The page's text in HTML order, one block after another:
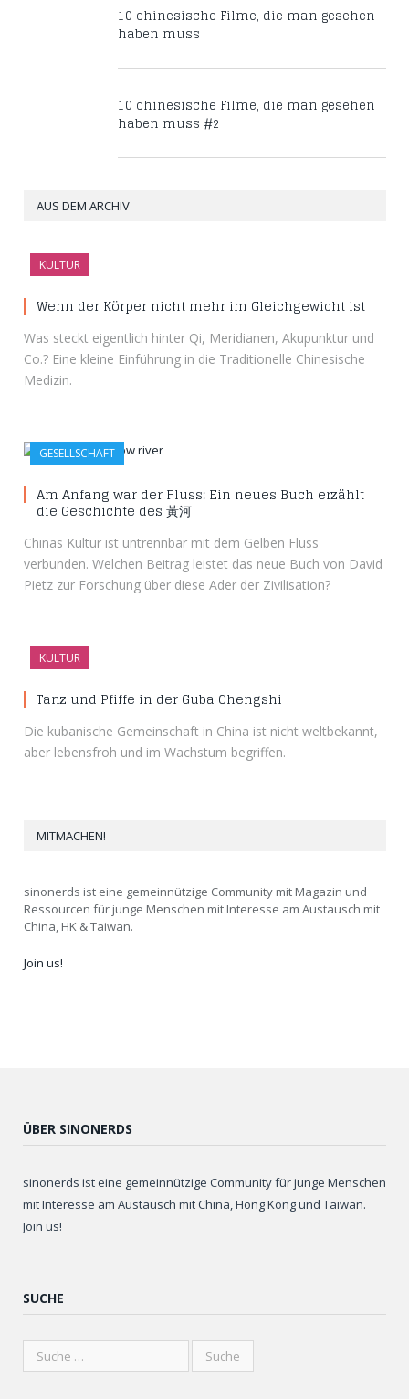
10 chinesische Filme, die man gesehen
haben muss
10 chinesische Filme, die man gesehen
haben muss #2
AUS DEM ARCHIV
KULTUR
Wenn der Körper nicht mehr im Gleichgewicht ist
Was steckt eigentlich hinter Qi, Meridianen, Akupunktur und
Co.? Eine kleine Einführung in die Traditionelle Chinesische
Medizin.
GESELLSCHAFT
Am Anfang war der Fluss: Ein neues Buch erzählt
die Geschichte des 黃河
Chinas Kultur ist untrennbar mit dem Gelben Fluss
verbunden. Welchen Beitrag leistet das neue Buch von David
Pietz zur Forschung über diese Ader der Zivilisation?
KULTUR
Tanz und Pfiffe in der Guba Chengshi
Die kubanische Gemeinschaft in China ist nicht weltbekannt,
aber lebensfroh und im Wachstum begriffen.
MITMACHEN!
sinonerds ist eine gemeinnützige Community mit Magazin und
Ressourcen für junge Menschen mit Interesse am Austausch mit
China, HK & Taiwan.
Join us!
ÜBER SINONERDS
sinonerds ist eine gemeinnützige Community für junge Menschen
mit Interesse am Austausch mit China, Hong Kong und Taiwan.
Join us!
SUCHE